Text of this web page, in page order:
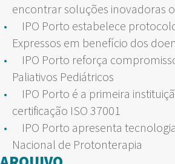
encontrar soluções inovadoras
IPO Porto estabelece
Expressos em benefício dos
IPO Porto reforça
Paliativos Pediátricos
IPO Porto é a primeira
certificação ISO 37001
IPO Porto apresenta
Nacional de Protonterapia